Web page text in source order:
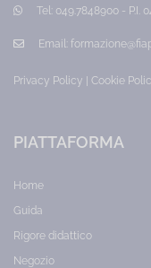
sorveglianza.
Lavoratori
€
Tel: 049.7848900 - P.I.
Email:
Privacy Policy Cookie
PIATTAFORMA
Home
Guida
Rigore didattico
Negozio